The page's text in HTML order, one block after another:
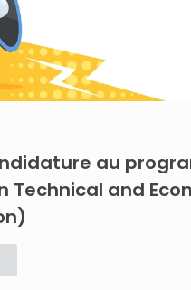
au
Technical and